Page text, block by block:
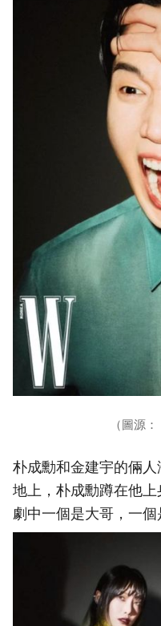
（圖源
朴成勳和金建宇的倆
地上，朴成勳蹲在他
劇中一個是大哥，一個